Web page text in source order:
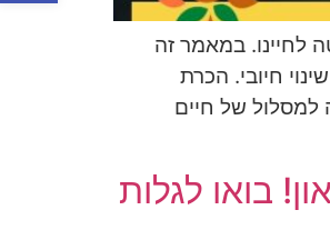
לחיינו. במאמר זה
חיובי. הכרת
למסלול של חיים
בואו לגלות